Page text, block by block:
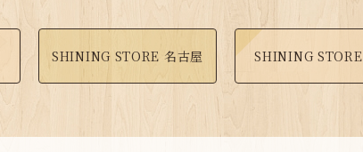
SHINING STORE 名古屋 SHINING